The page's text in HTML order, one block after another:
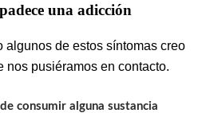
una adicción
algunos de estos síntomas creo
nos pusiéramos en contacto.
consumir alguna sustancia